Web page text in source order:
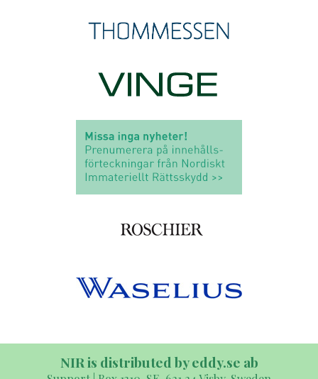
NIR is distributed by eddy.se ab